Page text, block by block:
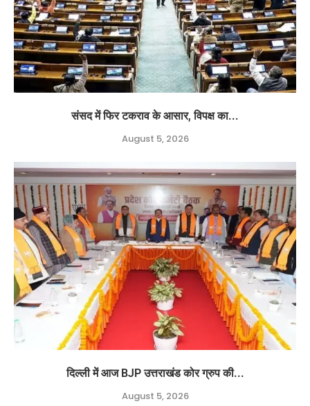
संसद में फिर टकराव के आसार, विपक्ष का...
August 5, 2026
दिल्ली में आज BJP उत्तराखंड कोर ग्रुप की...
August 5, 2026